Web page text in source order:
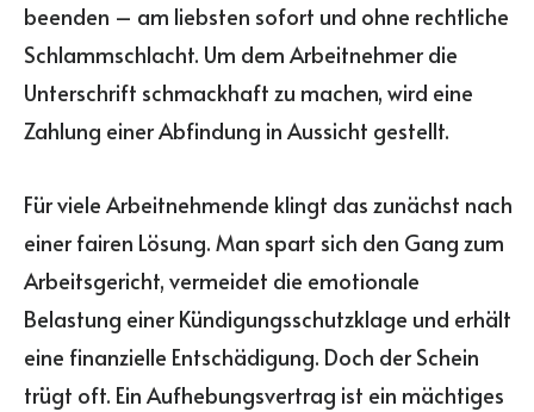
beenden – am liebsten sofort und ohne rechtliche
Schlammschlacht. Um dem Arbeitnehmer die
Unterschrift schmackhaft zu machen, wird eine
Zahlung einer Abfindung in Aussicht gestellt.
Für viele Arbeitnehmende klingt das zunächst nach
einer fairen Lösung. Man spart sich den Gang zum
Arbeitsgericht, vermeidet die emotionale
Belastung einer Kündigungsschutzklage und erhält
eine finanzielle Entschädigung. Doch der Schein
trügt oft. Ein Aufhebungsvertrag ist ein mächtiges